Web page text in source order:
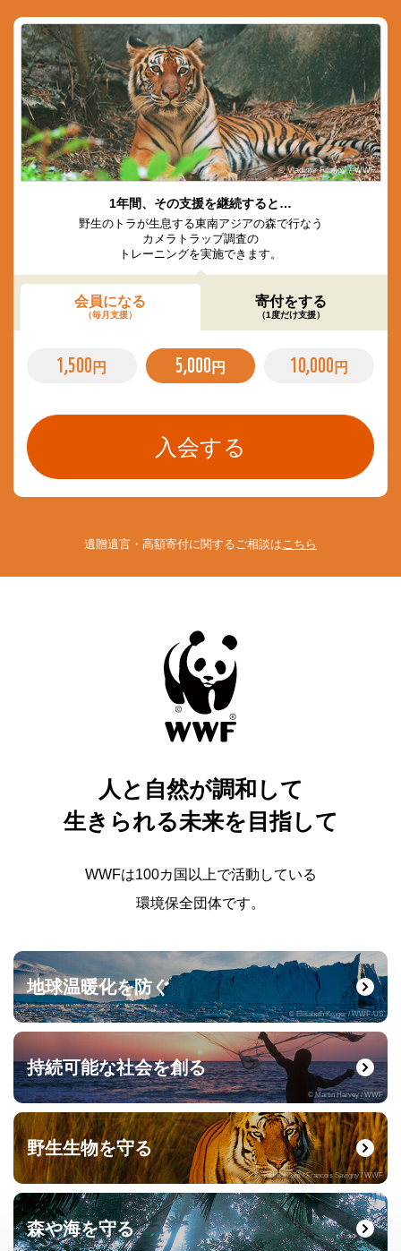
© Vladimir Filonov / WWF
1年間、その支援を継続すると…
野生のトラが生息する東南アジアの森で行なう
カメラトラップ調査の
トレーニングを実施できます。
会員になる
（毎月支援）
寄付をする
（1度だけ支援）
1,500 円 5,000 円 10,000 円
遺贈遺言・高額寄付に関するご相談はこちら
人と自然が調和して
生きられる未来を目指して
WWFは100カ国以上で活動している
環境保全団体です。
地球温暖化を防ぐ
© Elisabeth Kruger / WWF-US
持続可能な社会を創る
© Martin Harvey / WWF
野生生物を守る
© naturepl.com / Francois Savigny / WWF
森や海を守る